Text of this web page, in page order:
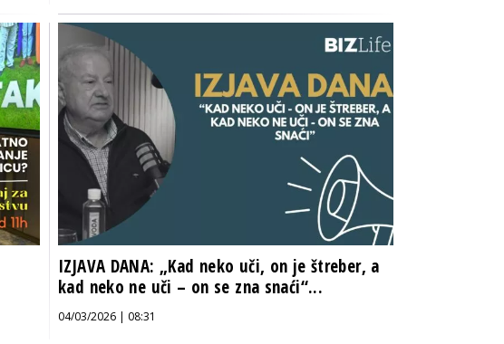
IZJAVA DANA: „Kad neko uči, on je štreber, a
kad neko ne uči – on se zna snaći“...
04/03/2026 | 08:31